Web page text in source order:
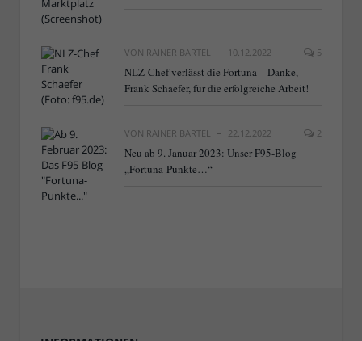
VON RAINER BARTEL 10.12.2022 5
NLZ-Chef verlässt die Fortuna – Danke,
Frank Schaefer, für die erfolgreiche Arbeit!
VON RAINER BARTEL 22.12.2022 2
Neu ab 9. Januar 2023: Unser F95-Blog
„Fortuna-Punkte…“